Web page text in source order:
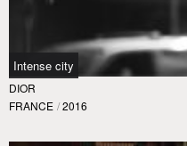
Intense city
DIOR
FRANCE / 2016